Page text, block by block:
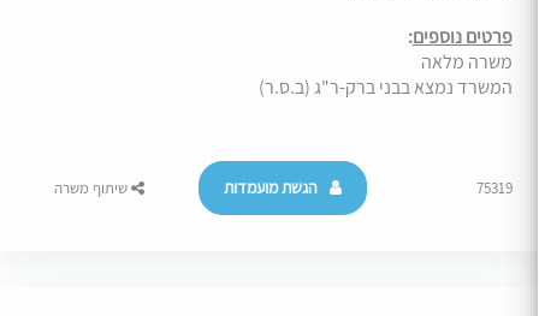
פרטים נוספים:
משרה מלאה
המשרד נמצא בבני ברק-ר"ג (ב.ס.ר)
75319 הגשת מועמדות שיתוף משרה